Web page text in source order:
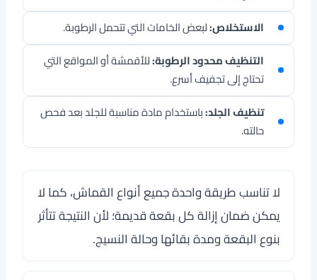
الاستخلاص:لبعض الخامات التي تتحمل الرطوبة.
التنظيف محدود الرطوبة:للأقمشة أو المواقع التي
تحتاج إلى تجفيف أسرع.
تنظيف الجلد:باستخدام مادة مناسبة للجلد بعد فحص
حالته.
لا تناسب طريقة واحدة جميع أنواع القماش، كما لا
يمكن ضمان إزالة كل بقعة قديمة؛ لأن النتيجة تتأثر
بنوع البقعة ومدة بقائها وحالة النسيج.